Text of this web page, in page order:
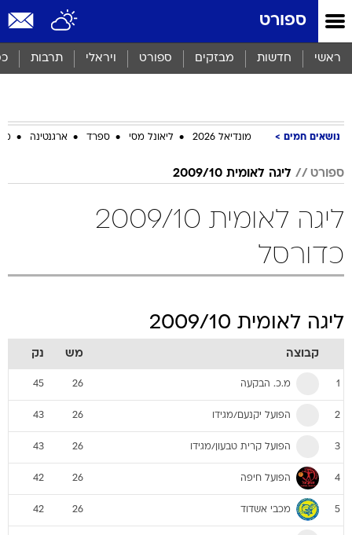
ספורט
ראשי חדשות מבזקים ספורט ויראלי תרבות
נושאים חמים מונדיאל 2026 ליאונל מסי ספרד ארגנטינה
ספורט ליגה לאומית 2009/10
ליגה לאומית 2009/10
כדורסל
ליגה לאומית 2009/10
קבוצה מש נק
1 מ.כ. הבקעה 26
45
2 הפועל יקנעם/מגידו 26
43
3 הפועל קרית טבעון/מגידו 26
43
4 הפועל חיפה 26
42
5 מכבי אשדוד 26
42